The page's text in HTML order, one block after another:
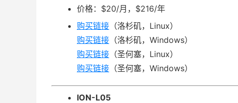
价格：$20/月，$216/年
购买链接 （洛杉矶，Linux）
购买链接 （洛杉矶，Windows）
购买链接 （圣何塞，Linux）
购买链接 （圣何塞，Windows）
ION-L05